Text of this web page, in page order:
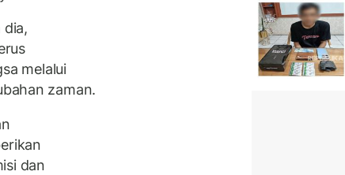
dia,
melalui
zaman.
dan